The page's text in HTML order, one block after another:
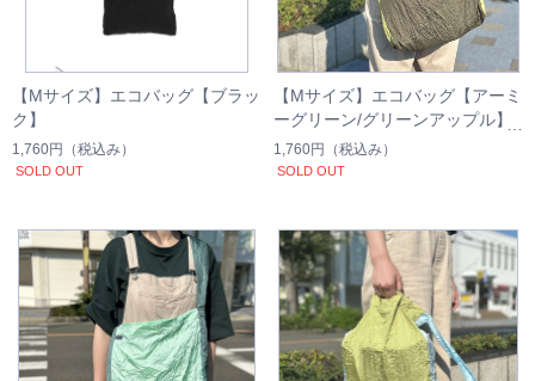
【Mサイズ】エコバッグ【ブラッ
ク】
1,760円 （税込み）
SOLD OUT
【Mサイズ】エコバッグ【アーミ
ーグリーン/グリーンアップル】
1,760円 （税込み）
SOLD OUT